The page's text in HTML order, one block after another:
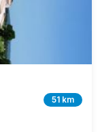
51 km